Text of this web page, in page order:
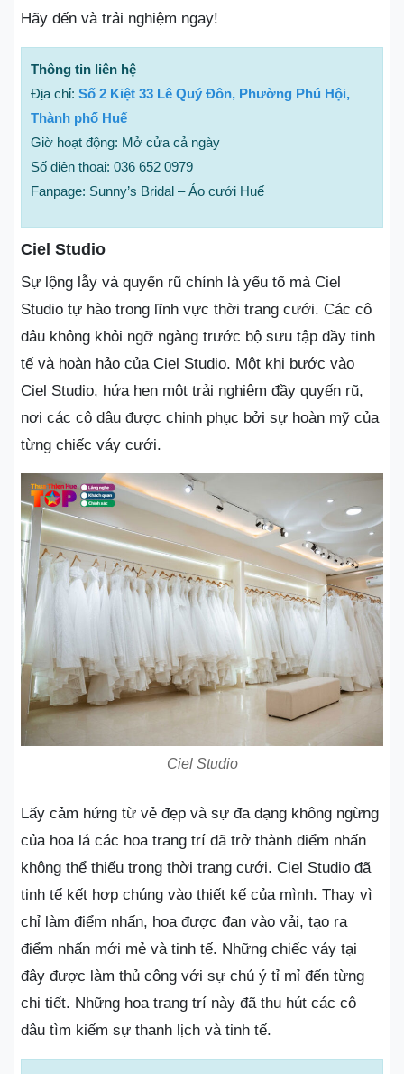
Hãy đến và trải nghiệm ngay!
Thông tin liên hệ
Địa chỉ: Số 2 Kiệt 33 Lê Quý Đôn, Phường Phú Hội,
Thành phố Huế
Giờ hoạt động: Mở cửa cả ngày
Số điện thoại: 036 652 0979
Fanpage: Sunny’s Bridal – Áo cưới Huế
Ciel Studio
Sự lộng lẫy và quyến rũ chính là yếu tố mà Ciel
Studio tự hào trong lĩnh vực thời trang cưới. Các cô
dâu không khỏi ngỡ ngàng trước bộ sưu tập đầy tinh
tế và hoàn hảo của Ciel Studio. Một khi bước vào
Ciel Studio, hứa hẹn một trải nghiệm đầy quyến rũ,
nơi các cô dâu được chinh phục bởi sự hoàn mỹ của
từng chiếc váy cưới.
Ciel Studio
Lấy cảm hứng từ vẻ đẹp và sự đa dạng không ngừng
của hoa lá các hoa trang trí đã trở thành điểm nhấn
không thể thiếu trong thời trang cưới. Ciel Studio đã
tinh tế kết hợp chúng vào thiết kế của mình. Thay vì
chỉ làm điểm nhấn, hoa được đan vào vải, tạo ra
điểm nhấn mới mẻ và tinh tế. Những chiếc váy tại
đây được làm thủ công với sự chú ý tỉ mỉ đến từng
chi tiết. Những hoa trang trí này đã thu hút các cô
dâu tìm kiếm sự thanh lịch và tinh tế.